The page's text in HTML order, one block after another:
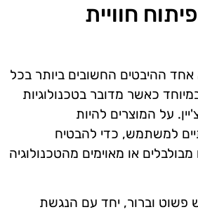
חוויית
ההיבטים החשובים ביותר בכל
כאשר מדובר בטכנולוגיות
על המוצרים להיות
למשתמש, כדי להבטיח
או מאוימים מהטכנולוגיה
וברור, יחד עם הנגשת